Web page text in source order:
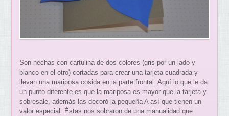
Son hechas con cartulina de dos colores (gris por un lado y
blanco en el otro) cortadas para crear una tarjeta cuadrada y
llevan una mariposa cosida en la parte frontal. Aquí lo que le da
un punto diferente es que la mariposa es mayor que la tarjeta y
sobresale, además las decoró la pequeña A así que tienen un
valor especial. Éstas nos sobraron de una manualidad que